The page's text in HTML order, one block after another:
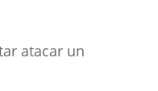
atacar un